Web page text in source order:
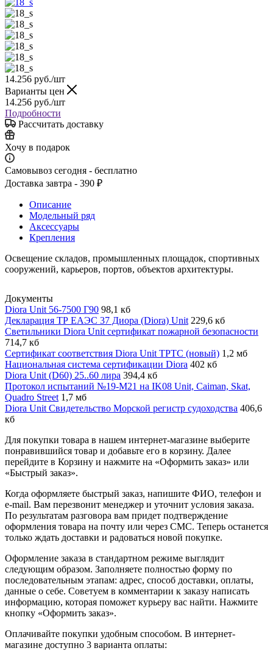
14.256 руб./шт
Варианты цен
14.256 руб./шт
Подробности
Рассчитать доставку
Хочу в подарок
Самовывоз сегодня - бесплатно
Доставка завтра - 390 ₽
Описание
Модельный ряд
Аксессуары
Крепления
Освещение складов, промышленных площадок, спортивных
сооружений, карьеров, портов, объектов архитектуры.
Документы
Diora Unit 56-7500 Г90 98,1 кб
Декларация ТР ЕАЭС 37 Диора (Diora) Unit 229,6 кб
Светильники Diora Unit сертификат пожарной безопасности
714,7 кб
Сертификат соответствия Diora Unit ТРТС (новый) 1,2 мб
Национальная система сертификации Diora 402 кб
Diora Unit (D60) 25..60 лира 394,4 кб
Протокол испытаний №19-М21 на IK08 Unit, Caiman, Skat,
Quadro Street 1,7 мб
Diora Unit Свидетельство Морской регистр судоходства 406,6
кб
Для покупки товара в нашем интернет-магазине выберите
понравившийся товар и добавьте его в корзину. Далее
перейдите в Корзину и нажмите на «Оформить заказ» или
«Быстрый заказ».
Когда оформляете быстрый заказ, напишите ФИО, телефон и
e-mail. Вам перезвонит менеджер и уточнит условия заказа.
По результатам разговора вам придет подтверждение
оформления товара на почту или через СМС. Теперь останется
только ждать доставки и радоваться новой покупке.
Оформление заказа в стандартном режиме выглядит
следующим образом. Заполняете полностью форму по
последовательным этапам: адрес, способ доставки, оплаты,
данные о себе. Советуем в комментарии к заказу написать
информацию, которая поможет курьеру вас найти. Нажмите
кнопку «Оформить заказ».
Оплачивайте покупки удобным способом. В интернет-
магазине доступно 3 варианта оплаты: